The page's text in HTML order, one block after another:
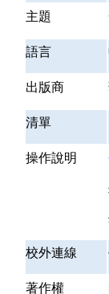
主題
語言
出版商
清單
操作說明
校外連線
著作權